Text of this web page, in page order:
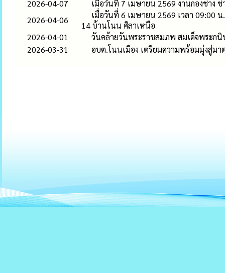
2026-04-07
เมื่อวันที่ 7 เมษายน 2569 งานกองช่าง
2026-04-06
เมื่อวันที่ 6 เมษายน 2569 เวลา 09:00
14 บ้านโนน ศิลาเหนือ
2026-04-01
วันคล้ายวันพระราชสมภพ สมเด็จพระกนิ
2026-03-31
อบต.โนนเมือง เตรียมความพร้อมมุ่งสู่มา